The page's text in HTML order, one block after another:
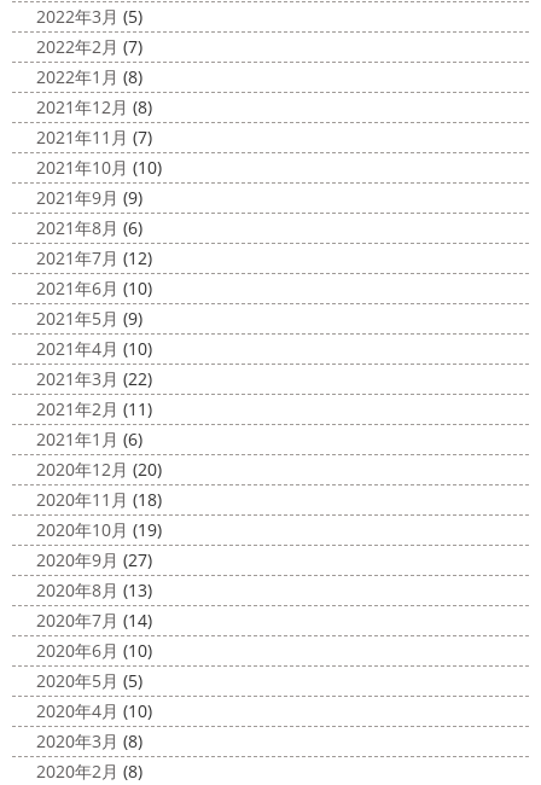
2022年3月 (5)
2022年2月 (7)
2022年1月 (8)
2021年12月 (8)
2021年11月 (7)
2021年10月 (10)
2021年9月 (9)
2021年8月 (6)
2021年7月 (12)
2021年6月 (10)
2021年5月 (9)
2021年4月 (10)
2021年3月 (22)
2021年2月 (11)
2021年1月 (6)
2020年12月 (20)
2020年11月 (18)
2020年10月 (19)
2020年9月 (27)
2020年8月 (13)
2020年7月 (14)
2020年6月 (10)
2020年5月 (5)
2020年4月 (10)
2020年3月 (8)
2020年2月 (8)